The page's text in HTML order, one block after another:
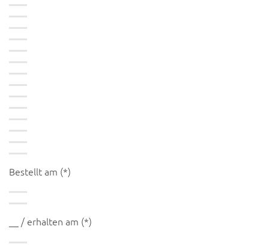
Bestellt am (*)
__ / erhalten am (*)